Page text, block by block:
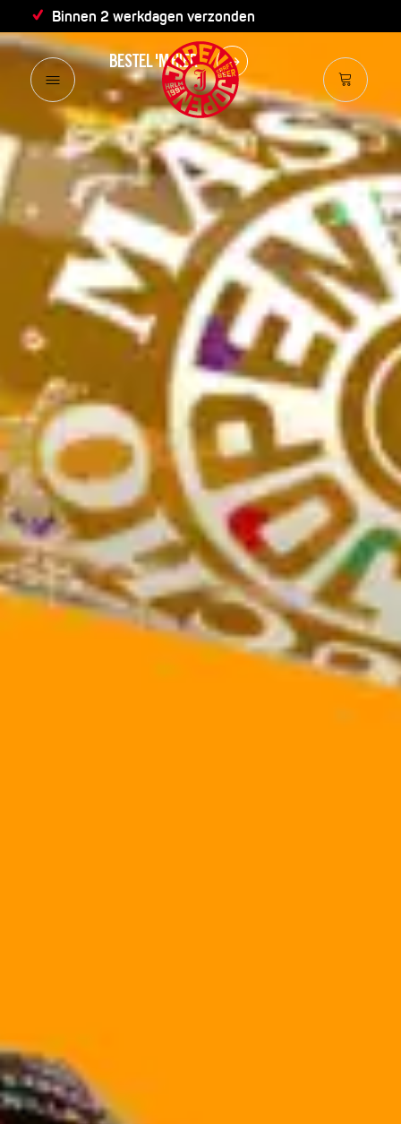
Binnen 2 werkdagen verzonden
VIER DE ZOMER!
BESTEL 'M HIER